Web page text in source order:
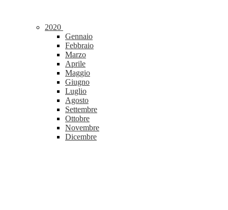
2020
Gennaio
Febbraio
Marzo
Aprile
Maggio
Giugno
Luglio
Agosto
Settembre
Ottobre
Novembre
Dicembre